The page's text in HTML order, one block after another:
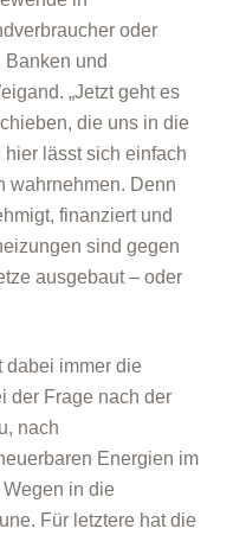
oder
Banken und
„Jetzt geht es
die uns in die
lässt sich einfach
wahrnehmen. Denn
finanziert und
sind gegen
ausgebaut – oder
dabei immer die
der Frage nach der
nach
Energien im
in die
Für letztere hat die